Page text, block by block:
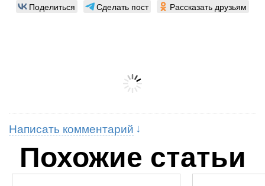
Поделиться Сделать пост Рассказать друзьям
Написать комментарий
Похожие статьи